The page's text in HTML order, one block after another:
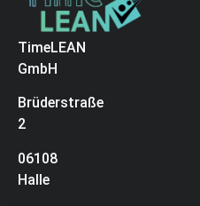
TimeLEAN
GmbH
Brüderstraße
2
06108
Halle